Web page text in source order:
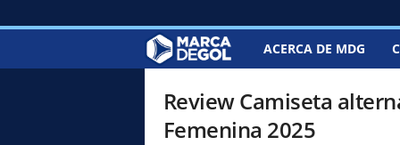
r
ACERCA DE MDG
Review Camiseta
Femenina 2025